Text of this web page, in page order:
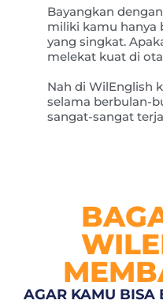
Bayangkan
miliki kamu hanya
yang singkat.
melekat kuat di
Nah di WilEnglish
selama berbulan-
sangat-sangat
AGAR KAMU BISA